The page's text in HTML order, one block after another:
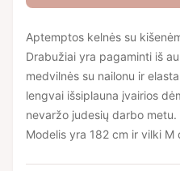
Aptemptos kelnės su
Drabužiai yra pagaminti iš
medvilnės su nailonu ir
lengvai išsiplauna įvairios
nevaržo judesių darbo metu.
Modelis yra 182 cm ir vilki